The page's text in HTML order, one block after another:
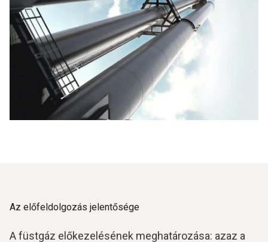
Az előfeldolgozás jelentősége
A füstgáz előkezelésének meghatározása: azaz a